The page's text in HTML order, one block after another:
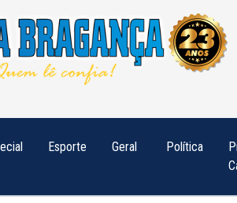
Esporte Geral Política